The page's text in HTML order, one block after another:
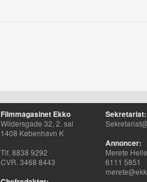
Filmmagasinet Ekko
Wildersgade 32, 2. sal
1408 København K
Tlf. 8838 9292
CVR. 3468 8443
Sekretariat:
Annoncer:
Merete
6111 5851